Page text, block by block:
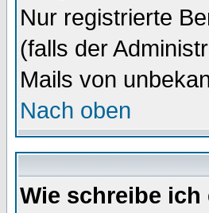
Nur registrierte
(falls der
Mails von
Nach oben
Wie schreibe